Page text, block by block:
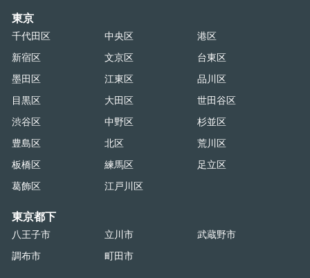
東京
千代田区 中央区
港区
新宿区
文京区
台東区
墨田区
江東区
品川区
目黒区
大田区
世田谷区
渋谷区
中野区
杉並区
豊島区
北区
荒川区
板橋区
練馬区
足立区
葛飾区
江戸川区
東京都下
八王子市 立川市
武蔵野市
調布市
町田市